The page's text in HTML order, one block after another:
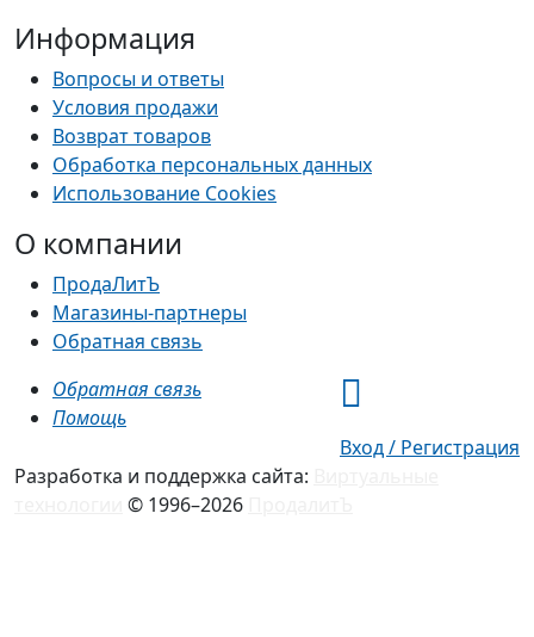
Информация
Вопросы и ответы
Условия продажи
Возврат товаров
Обработка персональных данных
Использование Cookies
О компании
ПродаЛитЪ
Магазины-партнеры
Обратная связь
Обратная связь
Помощь
Вход / Регистрация
Разработка и поддержка сайта:
© 1996–2026